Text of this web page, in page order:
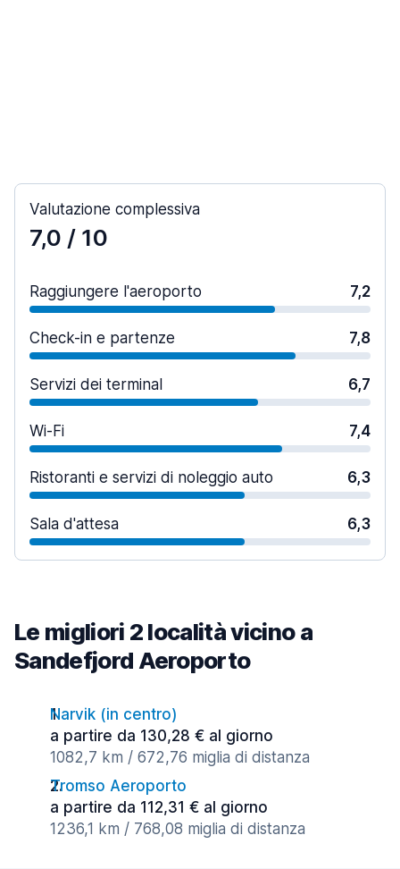
Valutazione complessiva
7,0 / 10
Raggiungere l'aeroporto 7,2
Check-in e partenze 7,8
Servizi dei terminal 6,7
Wi-Fi 7,4
Ristoranti e servizi di noleggio auto 6,3
Sala d'attesa 6,3
Le migliori 2 località vicino a
Sandefjord Aeroporto
Narvik (in centro)
a partire da 130,28 € al giorno
1082,7 km / 672,76 miglia di distanza
Tromso Aeroporto
a partire da 112,31 € al giorno
1236,1 km / 768,08 miglia di distanza